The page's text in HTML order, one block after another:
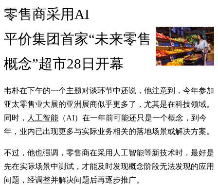
零售商采用AI
平价集团首家“未来零售
概念”超市28日开幕
韦朴在下午的一个主题对谈环节中还说，他注意到，今年参加
亚太零售业大展的亚洲展商似乎更多了，尤其是在科技领域。
同时， 人工智能 （AI）在一年前可能还只是一个概念，到今
年，业内已出现更多与实际业务相关的落地场景或解决方案。
不过，他也强调，零售商在采用人工智能等新技术时，最好是
先在实际场景中测试，才能及时发现概念阶段无法发现的应用
问题，经调整并解决问题后再逐步推广。